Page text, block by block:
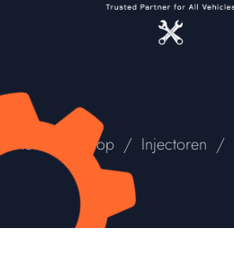
Home Shop / Injectoren /